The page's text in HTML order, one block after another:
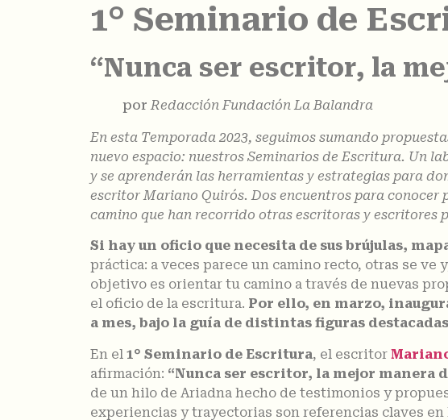
1° Seminario de
“Nunca ser escritor, la
porRedacción Fundación La Balandra
En esta Temporada 2023, seguimos sumando
nuevo espacio: nuestros Seminarios de Escritura. Un
y se aprenderán las herramientas y estrategias para
escritor Mariano Quirós. Dos encuentros para conocer
camino que han recorrido otras escritoras y escritores
Si hay un oficio que necesita de sus brújulas,
práctica: a veces parece un camino recto, otras se
objetivo es orientar tu camino a través de nuevas
el oficio de la escritura. Por ello, en marzo,
a mes, bajo la guía de distintas figuras
En el 1° Seminario de Escritura, el escritor
afirmación: “Nunca ser escritor, la mejor manera
de un hilo de Ariadna hecho de testimonios y
experiencias y trayectorias son referencias claves